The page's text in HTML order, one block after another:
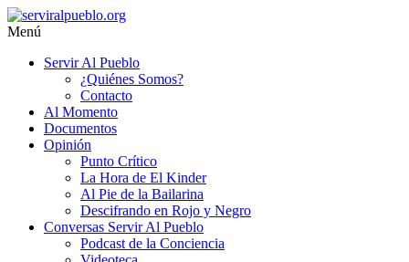
Saltar
al
#SomosServirAlPueblo
Menú
Servir Al Pueblo
¿Quiénes Somos?
Contacto
Al Momento
Documentos
Opinión
Punto Crítico
La Hora de El Kinder
Al Pie de la Bailarina
Descifrando en Rojo y Negro
Conversas Servir Al Pueblo
Podcast de la Conciencia